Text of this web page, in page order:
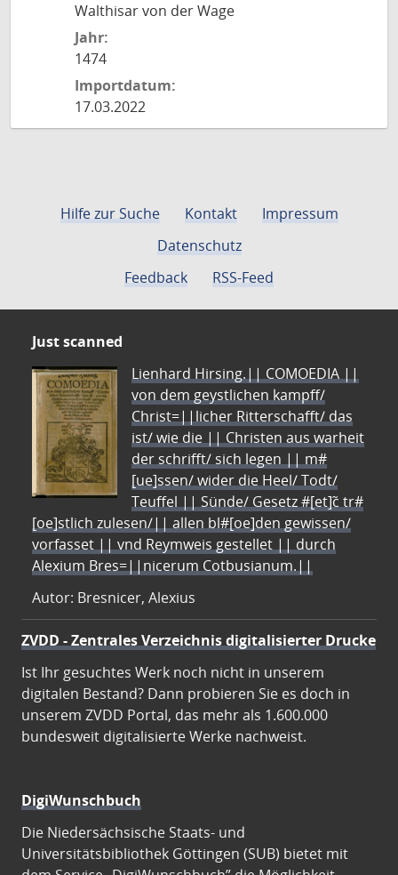
Walthisar von der Wage
Jahr:
1474
Importdatum:
17.03.2022
Hilfe zur Suche Kontakt
Impressum
Datenschutz
Feedback
RSS-Feed
Just scanned
Lienhard Hirsing.|| COMOEDIA ||
von dem geystlichen kampff/
Christ=||licher Ritterschafft/ das
ist/ wie die || Christen aus warheit
der schrifft/ sich legen || m#
[ue]ssen/ wider die Heel/ Todt/
Teuffel || Sünde/ Gesetz #[et]c̃ tr#
[oe]stlich zulesen/|| allen bl#[oe]den gewissen/
vorfasset || vnd Reymweis gestellet || durch
Alexium Bres=||nicerum Cotbusianum.||
Autor: Bresnicer, Alexius
ZVDD - Zentrales Verzeichnis digitalisierter Drucke
Ist Ihr gesuchtes Werk noch nicht in unserem
digitalen Bestand? Dann probieren Sie es doch in
unserem ZVDD Portal, das mehr als 1.600.000
bundesweit digitalisierte Werke nachweist.
DigiWunschbuch
Die Niedersächsische Staats- und
Universitätsbibliothek Göttingen (SUB) bietet mit